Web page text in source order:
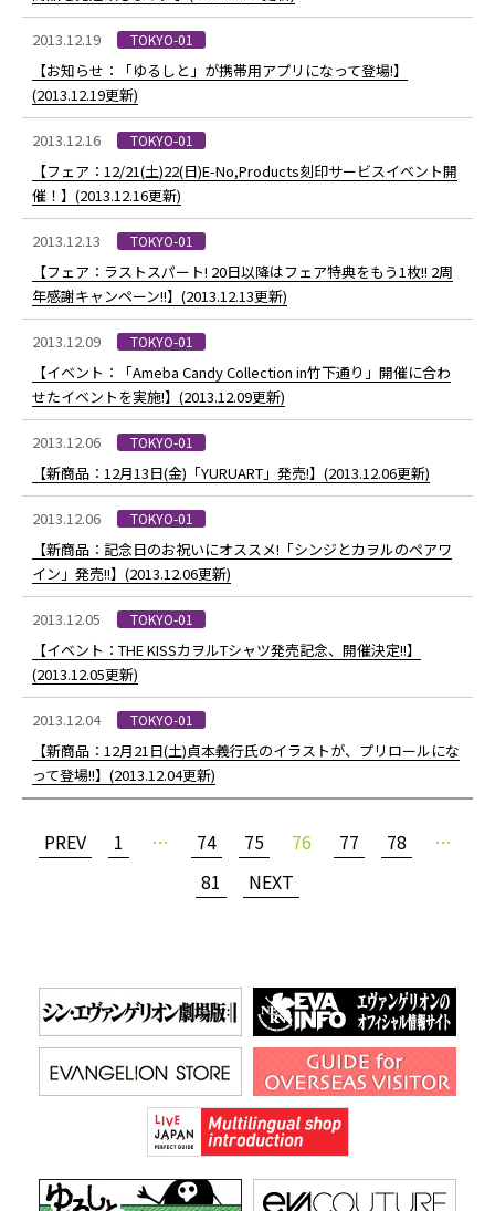
2013.12.19 TOKYO-01
【お知らせ：「ゆるしと」が携帯用アプリになって登場!】
(2013.12.19更新)
2013.12.16 TOKYO-01
【フェア：12/21(土)22(日)E-No,Products刻印サービスイベント開
催！】(2013.12.16更新)
2013.12.13 TOKYO-01
【フェア：ラストスパート! 20日以降はフェア特典をもう1枚!! 2周
年感謝キャンペーン!!】(2013.12.13更新)
2013.12.09 TOKYO-01
【イベント：「Ameba Candy Collection in竹下通り」開催に合わ
せたイベントを実施!】(2013.12.09更新)
2013.12.06 TOKYO-01
【新商品：12月13日(金)「YURUART」発売!】(2013.12.06更新)
2013.12.06 TOKYO-01
【新商品：記念日のお祝いにオススメ!「シンジとカヲルのペアワ
イン」発売!!】(2013.12.06更新)
2013.12.05 TOKYO-01
【イベント：THE KISSカヲルTシャツ発売記念、開催決定!!】
(2013.12.05更新)
2013.12.04 TOKYO-01
【新商品：12月21日(土)貞本義行氏のイラストが、プリロールにな
って登場!!】(2013.12.04更新)
PREV 1 … 74 75 76 77 78
…
81
NEXT